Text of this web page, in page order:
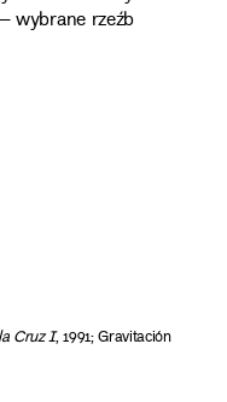
wybrane rzeźb
Cruz I, 1991; Gravitación